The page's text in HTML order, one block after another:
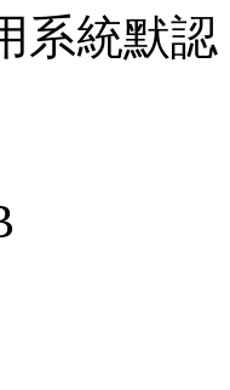
系統默認